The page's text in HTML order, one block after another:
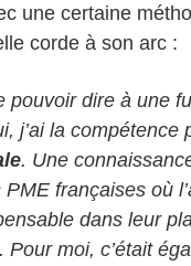
une certaine
corde à son arc :
pouvoir dire à une
j’ai la compétence
. Une
françaises où
dans leur
Pour moi, c’était